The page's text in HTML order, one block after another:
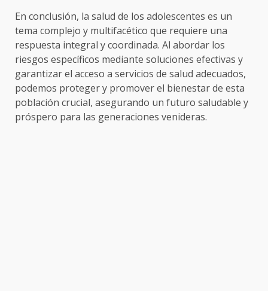
En conclusión, la salud de los adolescentes es un
tema complejo y multifacético que requiere una
respuesta integral y coordinada. Al abordar los
riesgos específicos mediante soluciones efectivas y
garantizar el acceso a servicios de salud adecuados,
podemos proteger y promover el bienestar de esta
población crucial, asegurando un futuro saludable y
próspero para las generaciones venideras.